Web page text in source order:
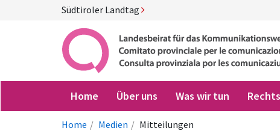
Südtiroler Landtag
Home Über uns Was wir tun
Home Medien Mitteilungen